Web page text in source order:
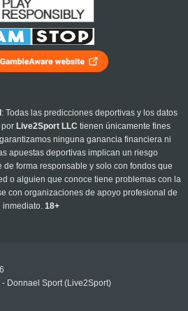
: Todas las predicciones deportivas y los datos
Live2Sport LLC tienen únicamente fines
ninguna ganancia financiera ni
apuestas deportivas implican un riesgo
de forma responsable y solo con fondos que
o alguien que conoce tiene problemas con la
con organizaciones de apoyo profesional de
inmediato.18+
Donnael Sport (Live2Sport)